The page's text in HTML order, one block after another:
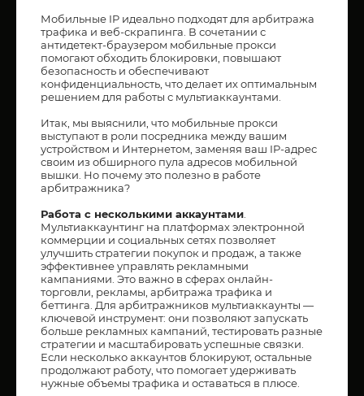
Мобильные IP идеально подходят для арбитража
трафика и веб-скрапинга. В сочетании с
антидетект-браузером мобильные прокси
помогают обходить блокировки, повышают
безопасность и обеспечивают
конфиденциальность, что делает их оптимальным
решением для работы с мультиаккаунтами.
Итак, мы выяснили, что мобильные прокси
выступают в роли посредника между вашим
устройством и Интернетом, заменяя ваш IP-адрес
своим из обширного пула адресов мобильной
вышки. Но почему это полезно в работе
арбитражника?
Работа с несколькими аккаунтами
Мультиаккаунтинг на платформах электронной
коммерции и социальных сетях позволяет
улучшить стратегии покупок и продаж, а также
эффективнее управлять рекламными
кампаниями. Это важно в сферах онлайн-
торговли, рекламы, арбитража трафика и
беттинга. Для арбитражников мультиаккаунты —
ключевой инструмент: они позволяют запускать
больше рекламных кампаний, тестировать разные
стратегии и масштабировать успешные связки.
Если несколько аккаунтов блокируют, остальные
продолжают работу, что помогает удерживать
нужные объемы трафика и оставаться в плюсе.